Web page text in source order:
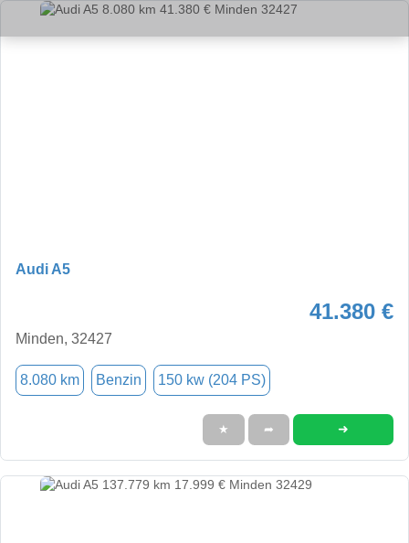
Audi A5
41.380 €
Minden, 32427
8.080 km Benzin 150 kw (204 PS)
★ ➦ ➜